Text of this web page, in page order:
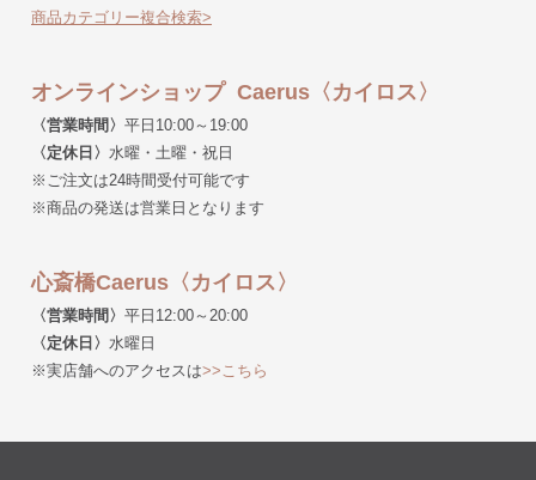
商品カテゴリー複合検索>
オンラインショップ Caerus〈カイロス〉
〈営業時間〉 平日10:00～19:00
〈定休日〉 水曜・土曜・祝日
※ご注文は24時間受付可能です
※商品の発送は営業日となります
心斎橋Caerus〈カイロス〉
〈営業時間〉 平日12:00～20:00
〈定休日〉 水曜日
※実店舗へのアクセスは>>こちら